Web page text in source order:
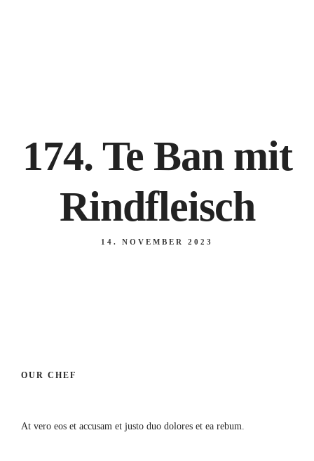
174. Te Ban mit
Rindfleisch
14. NOVEMBER 2023
OUR CHEF
At vero eos et accusam et justo duo dolores et ea rebum.